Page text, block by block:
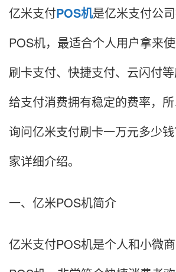
亿米支付POS机是亿米支付公
POS机，最适合个人用户拿来
刷卡支付、快捷支付、云闪付
给支付消费拥有稳定的费率，
询问亿米支付刷卡一万元多少
家详细介绍。
一、亿米POS机简介
亿米支付POS机是个人和小微